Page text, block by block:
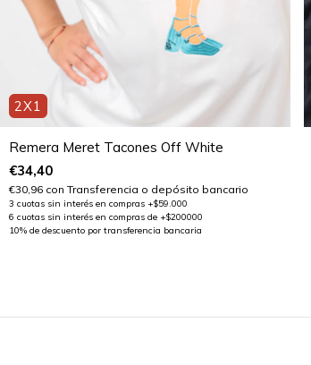
2X1
Remera Meret Tacones Off White
€34,40
€30,96 con Transferencia o depósito bancario